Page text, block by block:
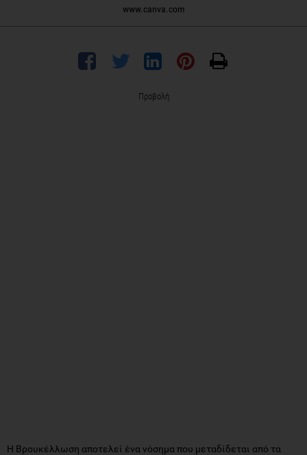
www.canva.com
Προβολή
Η Βρουκέλλωση αποτελεί ένα νόσημα που μεταδίδεται από τα